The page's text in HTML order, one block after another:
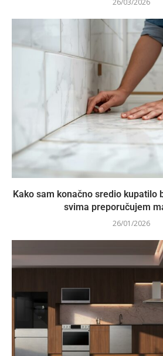
26/03/2026
Kako sam konačno sredio kupatilo
svima preporučujem
26/01/2026